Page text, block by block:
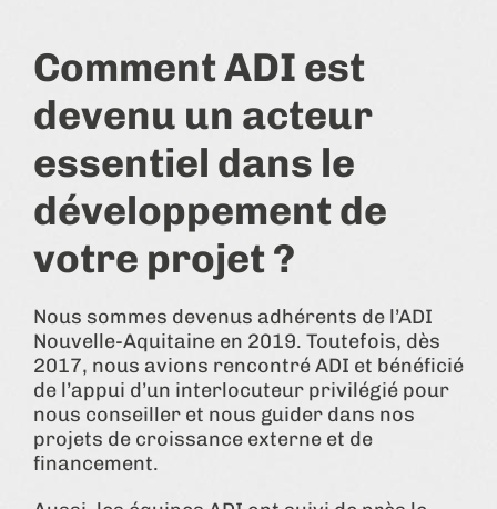
Comment ADI est
devenu un acteur
essentiel dans le
développement de
votre projet ?
Nous sommes devenus adhérents de l’ADI
Nouvelle-Aquitaine en 2019. Toutefois, dès
2017, nous avions rencontré ADI et bénéficié
de l’appui d’un interlocuteur privilégié pour
nous conseiller et nous guider dans nos
projets de croissance externe et de
financement.